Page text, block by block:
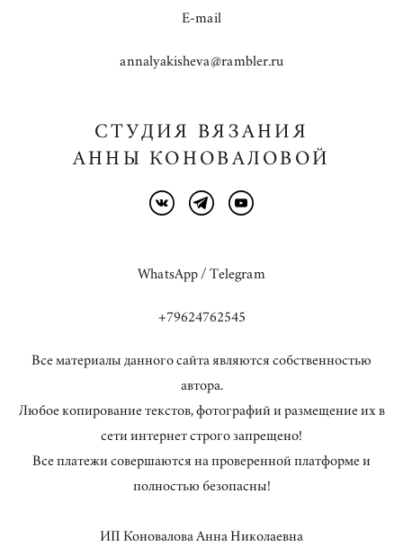
E-mail
annalyakisheva@rambler.ru
СТУДИЯ ВЯЗАНИЯ
АННЫ КОНОВАЛОВОЙ
WhatsApp / Telegram
+79624762545
Все материалы данного сайта являются собственностью
автора.
Любое копирование текстов, фотографий и размещение их в
сети интернет строго запрещено!
Все платежи совершаются на проверенной платформе и
полностью безопасны!
ИП Коновалова Анна Николаевна